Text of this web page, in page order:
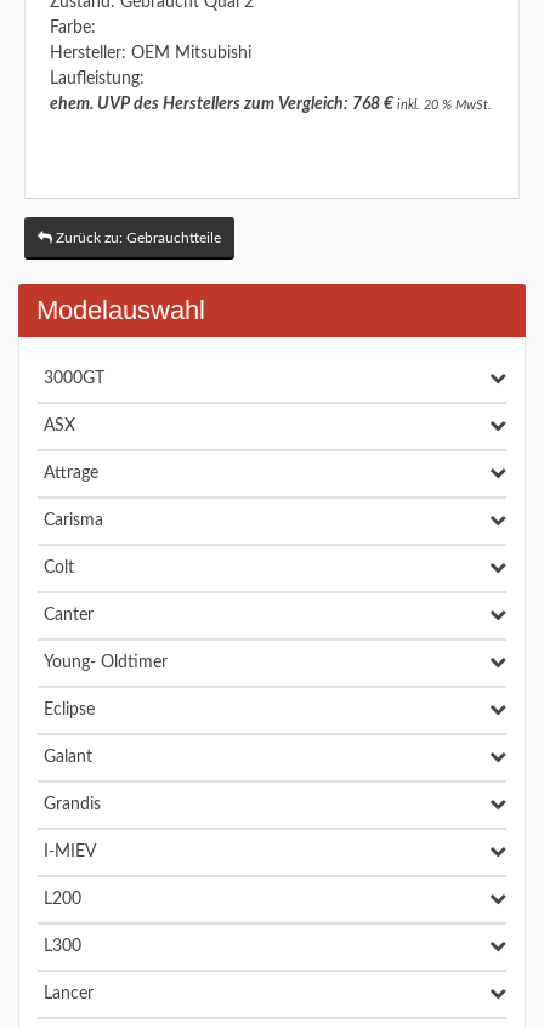
Farbe:
Hersteller: OEM Mitsubishi
Laufleistung:
ehem. UVP des Herstellers zum Vergleich: 768 € inkl. 20 % MwSt.
Zurück zu: Gebrauchtteile
Modelauswahl
3000GT
ASX
Attrage
Carisma
Colt
Canter
Young- Oldtimer
Eclipse
Galant
Grandis
I-MIEV
L200
L300
Lancer